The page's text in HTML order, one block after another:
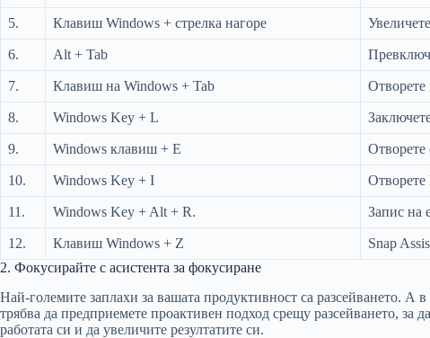
5. Клавиш Windows + стрелка нагоре
6. Alt + Tab
7. Клавиш на Windows + Tab Отворете
8. Windows Key + L
9. Windows клавиш + E Отворете
10. Windows Key + I Отворете
11. Windows Key + Alt + R. Запис на
12. Клавиш Windows + Z
Snap
2. Фокусирайте с асистента за фокусиране
Най-големите заплахи за вашата продуктивност са разсейването. А
трябва да предприемете проактивен подход срещу разсейването, за
работата си и да увеличите резултатите си.